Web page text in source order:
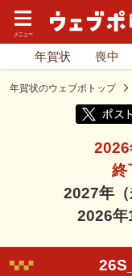
年賀状 喪中
年賀状のウェブポトップ
2026
終
2027年
2026年